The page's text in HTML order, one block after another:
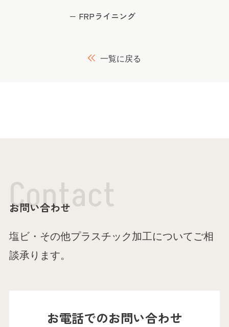
FRPライニング
一覧に戻る
お問い合わせ
Contact
塩ビ・その他プラスチック加工についてご相
談承ります。
お電話でのお問い合わせ